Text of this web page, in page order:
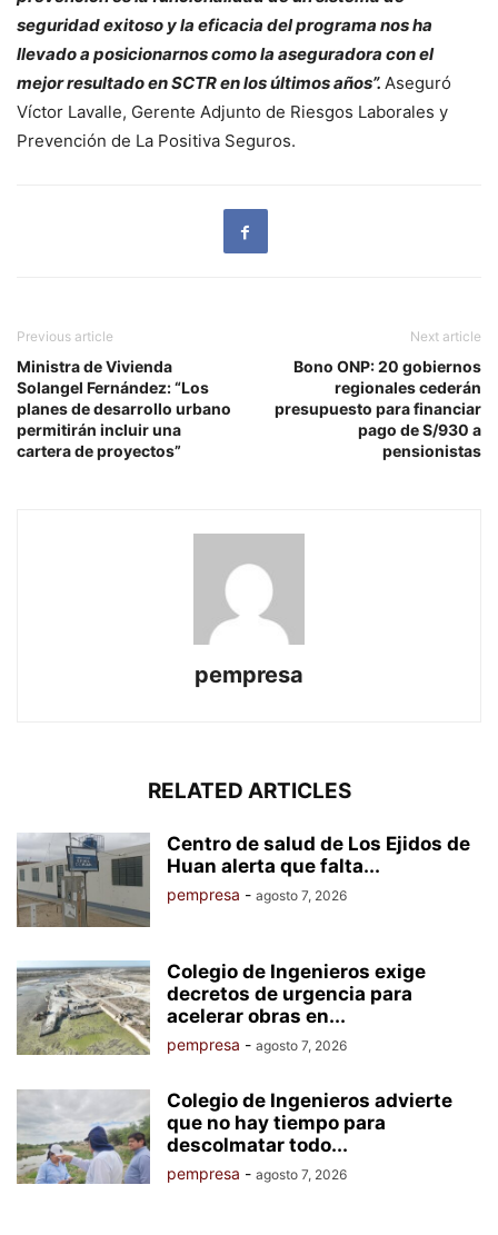
seguridad exitoso y la eficacia del programa nos ha
llevado a posicionarnos como la aseguradora con el
mejor resultado en SCTR en los últimos años”. Aseguró
Víctor Lavalle, Gerente Adjunto de Riesgos Laborales y
Prevención de La Positiva Seguros.
Previous article
Ministra de Vivienda
Solangel Fernández: “Los
planes de desarrollo urbano
permitirán incluir una
cartera de proyectos”
Next article
Bono ONP: 20 gobiernos
regionales cederán
presupuesto para financiar
pago de S/930 a
pensionistas
pempresa
RELATED ARTICLES
Centro de salud de Los Ejidos de
Huan alerta que falta...
pempresa - agosto 7, 2026
Colegio de Ingenieros exige
decretos de urgencia para
acelerar obras en...
pempresa - agosto 7, 2026
Colegio de Ingenieros advierte
que no hay tiempo para
descolmatar todo...
pempresa - agosto 7, 2026